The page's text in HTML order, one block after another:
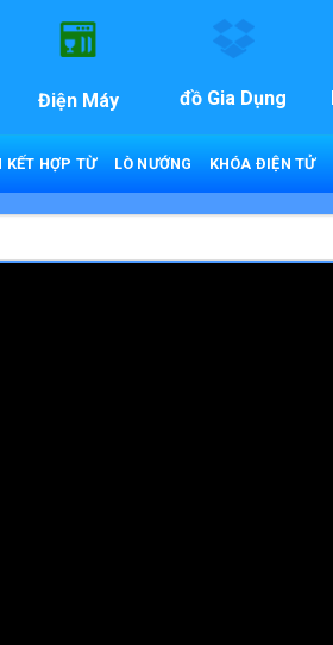
Điện Máy đồ Gia Dụng
KẾT HỢP TỪ LÒ NƯỚNG KHÓA ĐIỆN TỬ